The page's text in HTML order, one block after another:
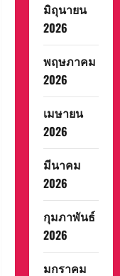
มิถุนายน
2026
พฤษภาคม
2026
เมษายน
2026
มีนาคม
2026
กุมภาพันธ์
2026
มกราคม